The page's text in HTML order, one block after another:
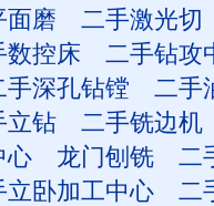
面磨
二手激光切
数控床
二手钻攻
手深孔钻镗
二手
立钻
二手铣边机
心 龙门刨铣
二
立卧加工中心
二